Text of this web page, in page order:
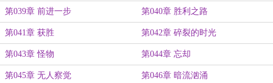
第039章 前进一步 第040章 胜利之路
第041章 获胜 第042章 碎裂的时光
第043章 怪物 第044章 忘却
第045章 无人察觉 第046章 暗流汹涌